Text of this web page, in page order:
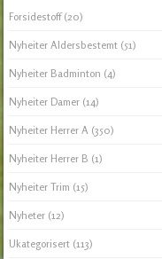
Forsidestoff(20)
Nyheiter Aldersbestemt (51)
Nyheiter Badminton (4)
Nyheiter Damer (14)
Nyheiter Herrer A (350)
Nyheiter Herrer B (1)
Nyheiter Trim (15)
Nyheter (12)
Ukategorisert (113)